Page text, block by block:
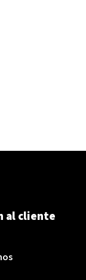
al cliente